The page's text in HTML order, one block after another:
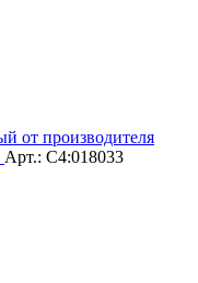
Арт.: С4:018033